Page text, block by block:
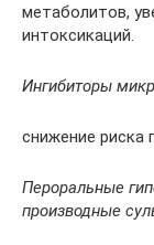
метаболитов,
интоксикаций.
Ингибиторы
снижение риска
Пероральные
производные